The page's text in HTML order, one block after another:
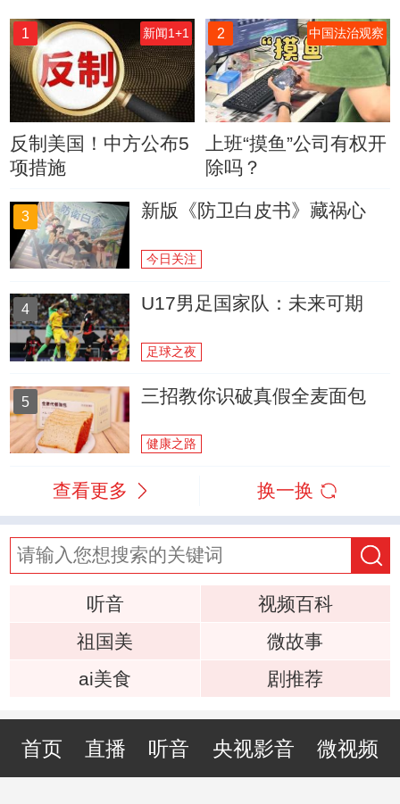
1 新闻1+1
反制美国！中方公布5
项措施
2 中国法治观察
上班“摸鱼”公司有权开
除吗？
3 新版《防卫白皮书》藏祸心
今日关注
4 U17男足国家队：未来可期
足球之夜
5 三招教你识破真假全麦面包
健康之路
查看更多 换一换
听音
视频百科
祖国美
微故事
ai美食
剧推荐
首页 直播 听音 央视影音 微视频